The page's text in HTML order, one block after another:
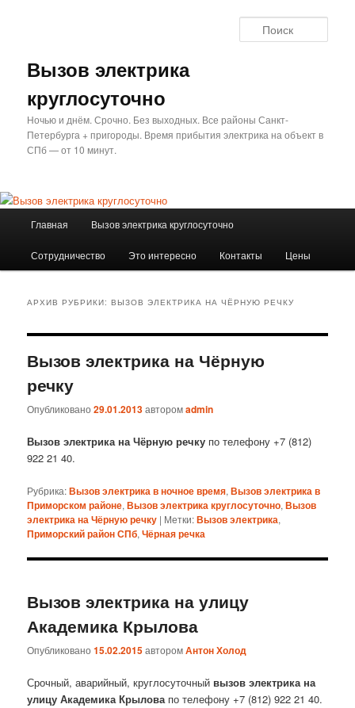
Вызов электрика
круглосуточно
Ночью и днём. Срочно. Без выходных. Все районы Санкт-
Петербурга + пригороды. Время прибытия электрика на объект в
СПб — от 10 минут.
Главная Вызов электрика круглосуточно
Сотрудничество Это интересно Контакты Цены
АРХИВ РУБРИКИ:ВЫЗОВ ЭЛЕКТРИКА НА ЧЁРНУЮ РЕЧКУ
Вызов электрика на Чёрную
речку
Опубликовано29.01.2013авторомadmin
Вызов электрика на Чёрную речку по телефону +7 (812)
922 21 40.
Рубрика:Вызов электрика в ночное время,Вызов электрика в
Приморском районе,Вызов электрика круглосуточно,Вызов
электрика на Чёрную речку | Метки:Вызов электрика,
Приморский район СПб,Чёрная речка
Вызов электрика на улицу
Академика Крылова
Опубликовано15.02.2015авторомАнтон Холод
Срочный, аварийный, круглосуточный вызов электрика на
улицу Академика Крылова по телефону +7 (812) 922 21 40.